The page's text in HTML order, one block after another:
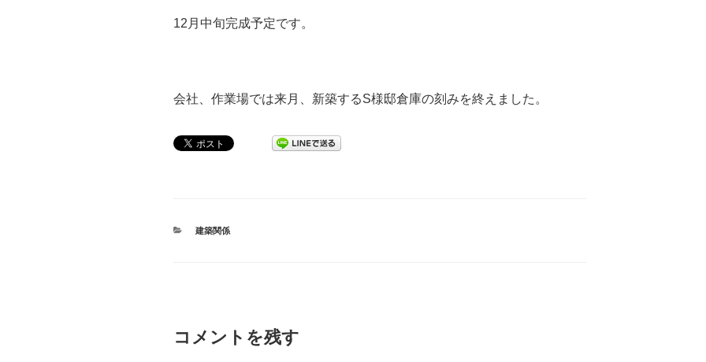
12月中旬完成予定です。
会社、作業場では来月、新築するS様邸倉庫の刻みを終えました。
カ
建築関係
コメントを残す